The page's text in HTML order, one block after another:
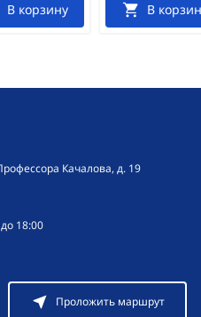
В корзину В
Качалова, д. 19
18:00
Проложить маршрут